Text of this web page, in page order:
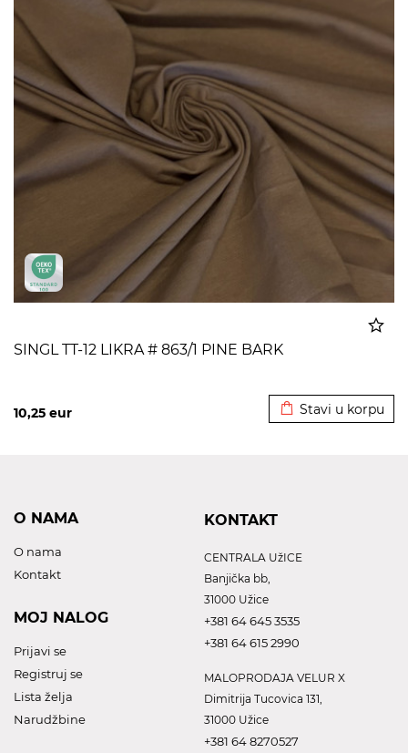
SINGL TT-12 LIKRA # 863/1 PINE BARK
10,25 eur Stavi u korpu
O NAMA
O nama
Kontakt
MOJ NALOG
Prijavi se
Registruj se
Lista želja
Narudžbine
KONTAKT
CENTRALA UžICE
Banjička bb,
31000 Užice
+381 64 645 3535
+381 64 615 2990
MALOPRODAJA VELUR X
Dimitrija Tucovica 131,
31000 Užice
+381 64 8270527